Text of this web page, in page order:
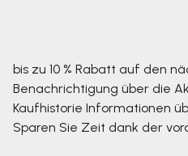
bis zu 10 % Rabatt auf den
Benachrichtigung über die
Kaufhistorie Informationen
Sparen Sie Zeit dank der